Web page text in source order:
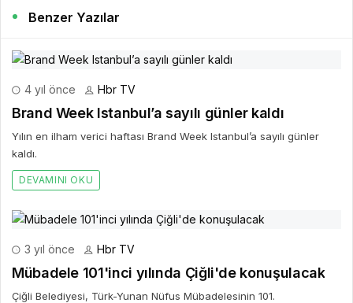
Benzer Yazılar
4 yıl önce Hbr TV
Brand Week Istanbul’a sayılı günler kaldı
Yılın en ilham verici haftası Brand Week Istanbul’a sayılı günler
kaldı.
DEVAMINI OKU
3 yıl önce Hbr TV
Mübadele 101'inci yılında Çiğli'de konuşulacak
Çiğli Belediyesi, Türk-Yunan Nüfus Mübadelesinin 101.